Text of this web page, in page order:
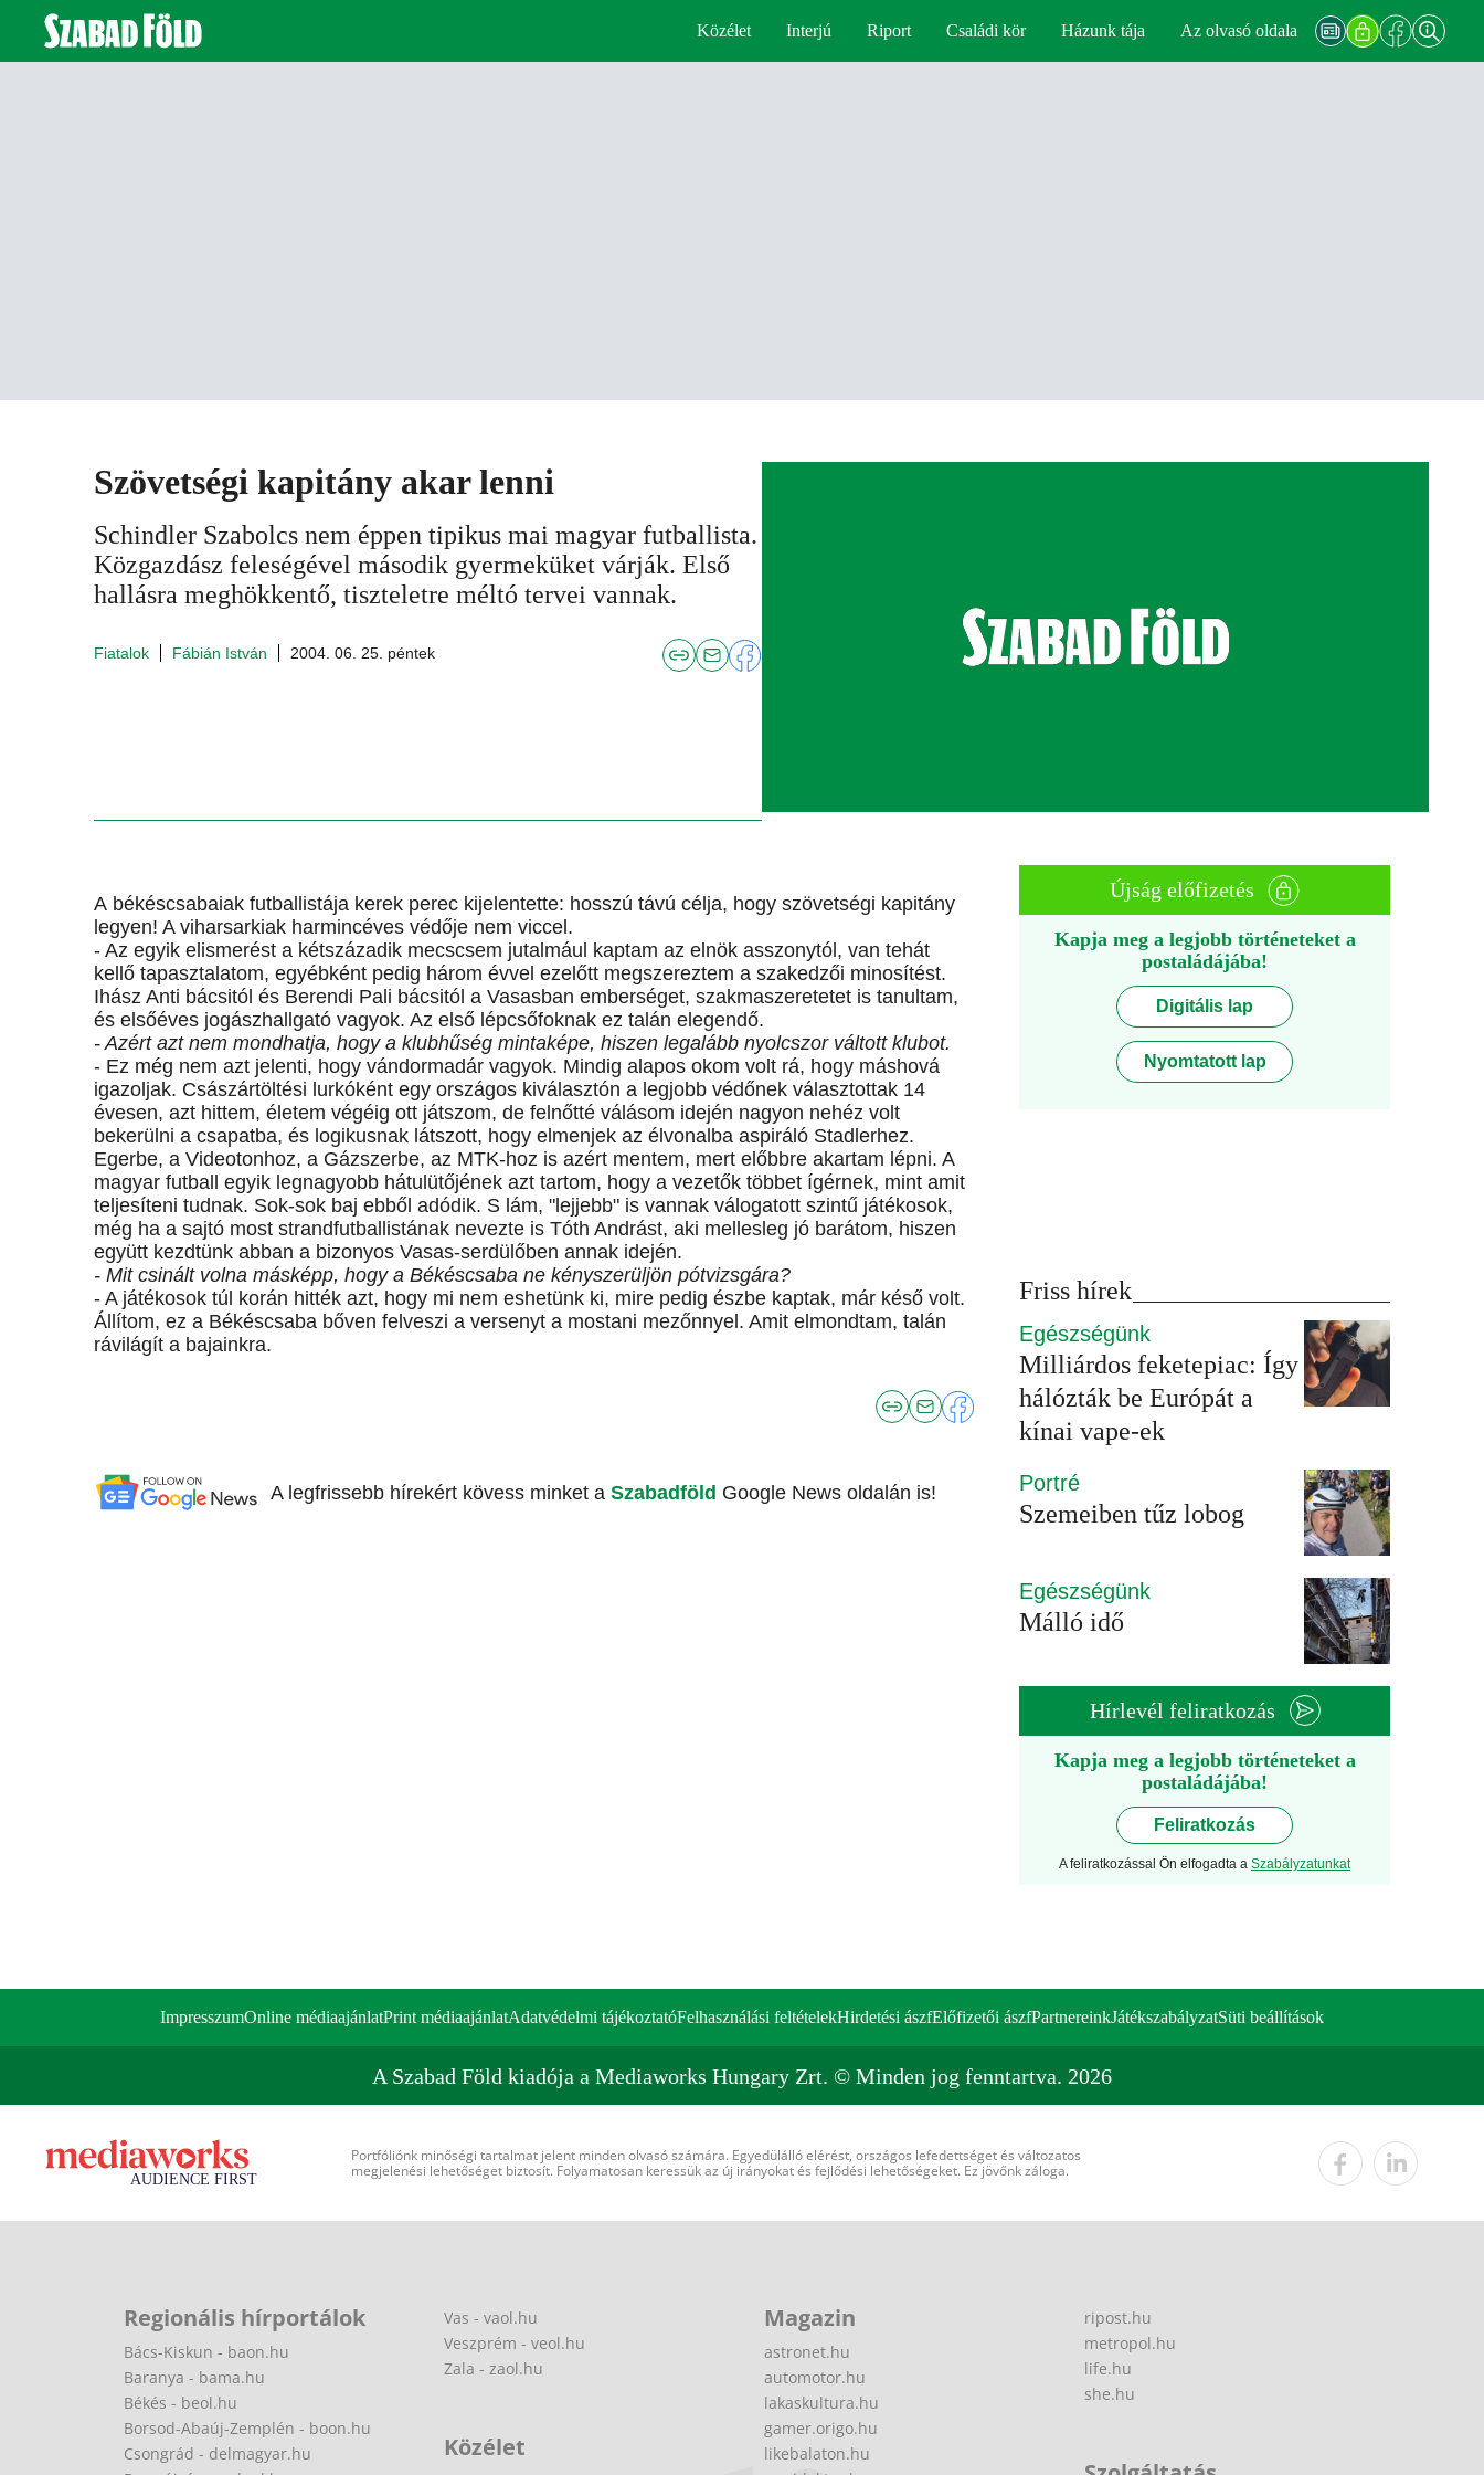
Közélet Interjú Riport Családi kör Házunk tája Az olvasó oldala
Szövetségi kapitány akar lenni
Schindler Szabolcs nem éppen tipikus mai magyar futballista.
Közgazdász feleségével második gyermeküket várják. Első
hallásra meghökkentő, tiszteletre méltó tervei vannak.
Fiatalok Fábián István 2004. 06. 25. péntek
A békéscsabaiak futballistája kerek perec kijelentette: hosszú távú célja, hogy szövetségi kapitány
legyen! A viharsarkiak harmincéves védője nem viccel.
- Az egyik elismerést a kétszázadik mecscsem jutalmául kaptam az elnök asszonytól, van tehát
kellő tapasztalatom, egyébként pedig három évvel ezelőtt megszereztem a szakedzői minosítést.
Ihász Anti bácsitól és Berendi Pali bácsitól a Vasasban emberséget, szakmaszeretetet is tanultam,
és elsőéves jogászhallgató vagyok. Az első lépcsőfoknak ez talán elegendő.
- Azért azt nem mondhatja, hogy a klubhűség mintaképe, hiszen legalább nyolcszor váltott klubot.
- Ez még nem azt jelenti, hogy vándormadár vagyok. Mindig alapos okom volt rá, hogy máshová
igazoljak. Császártöltési lurkóként egy országos kiválasztón a legjobb védőnek választottak 14
évesen, azt hittem, életem végéig ott játszom, de felnőtté válásom idején nagyon nehéz volt
bekerülni a csapatba, és logikusnak látszott, hogy elmenjek az élvonalba aspiráló Stadlerhez.
Egerbe, a Videotonhoz, a Gázszerbe, az MTK-hoz is azért mentem, mert előbbre akartam lépni. A
magyar futball egyik legnagyobb hátulütőjének azt tartom, hogy a vezetők többet ígérnek, mint amit
teljesíteni tudnak. Sok-sok baj ebből adódik. S lám, "lejjebb" is vannak válogatott szintű játékosok,
még ha a sajtó most strandfutballistának nevezte is Tóth Andrást, aki mellesleg jó barátom, hiszen
együtt kezdtünk abban a bizonyos Vasas-serdülőben annak idején.
- Mit csinált volna másképp, hogy a Békéscsaba ne kényszerüljön pótvizsgára?
- A játékosok túl korán hitték azt, hogy mi nem eshetünk ki, mire pedig észbe kaptak, már késő volt.
Állítom, ez a Békéscsaba bőven felveszi a versenyt a mostani mezőnnyel. Amit elmondtam, talán
rávilágít a bajainkra.
A legfrissebb hírekért kövess minket a Szabadföld Google News oldalán is!
Újság előfizetés
Kapja meg a legjobb történeteket a
postaládájába!
Digitális lap
Nyomtatott lap
Friss hírek
Egészségünk
Milliárdos feketepiac: Így
hálózták be Európát a
kínai vape-ek
Portré
Szemeiben tűz lobog
Egészségünk
Málló idő
Hírlevél feliratkozás
Kapja meg a legjobb történeteket a
postaládájába!
Feliratkozás
A feliratkozással Ön elfogadta a Szabályzatunkat
ImpresszumOnline médiaajánlatPrint médiaajánlatAdatvédelmi tájékoztatóFelhasználási feltételekHirdetési ászfElőfizetői ászfPartnereinkJátékszabályzatSüti beállítások
A Szabad Föld kiadója a Mediaworks Hungary Zrt. © Minden jog fenntartva. 2026
Portfóliónk minőségi tartalmat jelent minden olvasó számára. Egyedülálló elérést, országos lefedettséget és változatos
megjelenési lehetőséget biztosít. Folyamatosan keressük az új irányokat és fejlődési lehetőségeket. Ez jövőnk záloga.
Regionális hírportálok
Bács-Kiskun - baon.hu
Baranya - bama.hu
Békés - beol.hu
Borsod-Abaúj-Zemplén - boon.hu
Csongrád - delmagyar.hu
Vas - vaol.hu
Veszprém - veol.hu
Zala - zaol.hu
Közélet
Magazin
astronet.hu
automotor.hu
lakaskultura.hu
gamer.origo.hu
likebalaton.hu
ripost.hu
metropol.hu
life.hu
she.hu